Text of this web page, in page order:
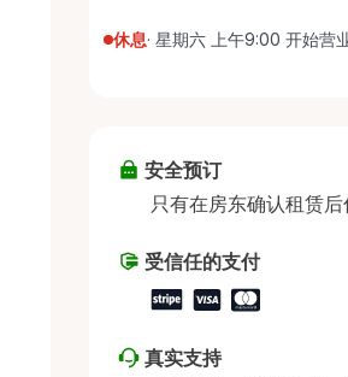
休息· 星期六 上午9:00 开始营
星期四
星期五
星期六
星期日
安全预订
只有在房东确认租赁后
受信任的支付
真实支持